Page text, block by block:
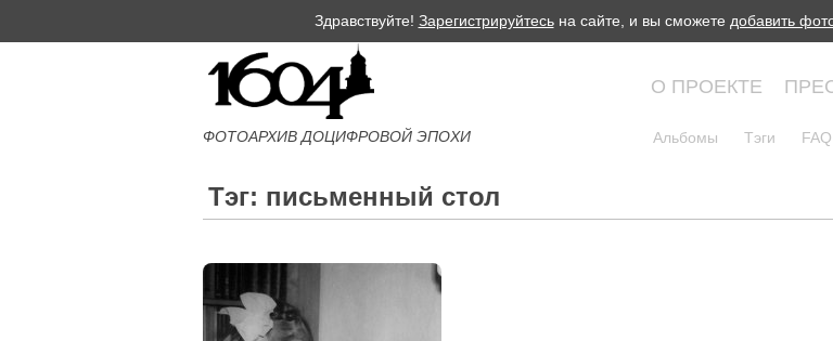
Здравствуйте! Зарегистрируйтесьна сайте, и вы сможете добавить
ФОТОАРХИВ ДОЦИФРОВОЙ ЭПОХИ
О ПРОЕКТЕ
Альбомы Тэги FAQ
Тэг: письменный стол